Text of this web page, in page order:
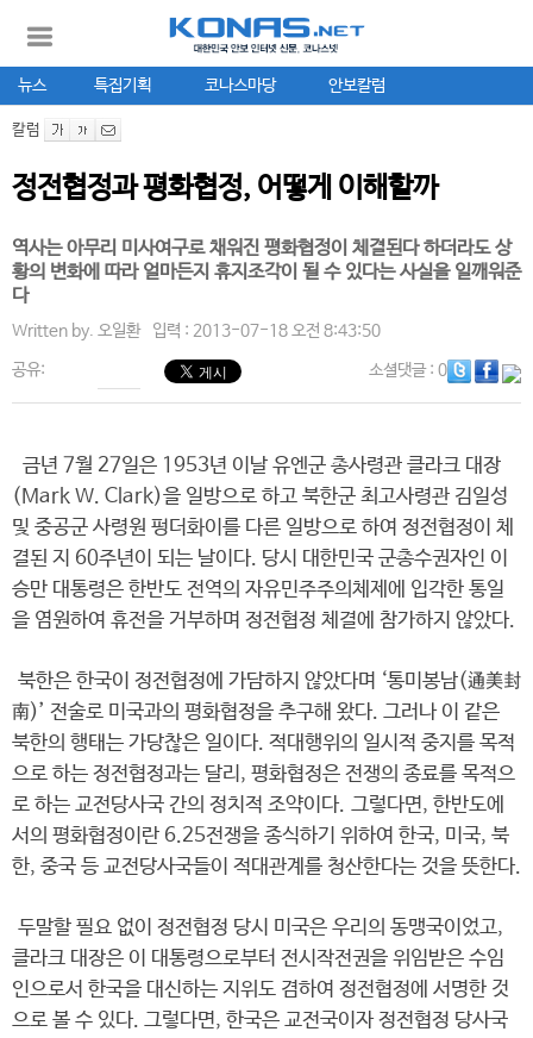
뉴스 특집기획 코나스마당 안보칼럼
칼럼
정전협정과 평화협정, 어떻게 이해할까
역사는 아무리 미사여구로 채워진 평화협정이 체결된다 하더라도 상
황의 변화에 따라 얼마든지 휴지조각이 될 수 있다는 사실을 일깨워준
다
Written by. 오일환 입력 : 2013-07-18 오전 8:43:50
공유: 소셜댓글: 0
금년 7월 27일은 1953년 이날 유엔군 총사령관 클라크 대장
(Mark W. Clark)을 일방으로 하고 북한군 최고사령관 김일성
및 중공군 사령원 펑더화이를 다른 일방으로 하여 정전협정이 체
결된 지 60주년이 되는 날이다. 당시 대한민국 군총수권자인 이
승만 대통령은 한반도 전역의 자유민주주의체제에 입각한 통일
을 염원하여 휴전을 거부하며 정전협정 체결에 참가하지 않았다.
북한은 한국이 정전협정에 가담하지 않았다며 ‘통미봉남(通美封
南)’ 전술로 미국과의 평화협정을 추구해 왔다. 그러나 이 같은
북한의 행태는 가당찮은 일이다. 적대행위의 일시적 중지를 목적
으로 하는 정전협정과는 달리, 평화협정은 전쟁의 종료를 목적으
로 하는 교전당사국 간의 정치적 조약이다. 그렇다면, 한반도에
서의 평화협정이란 6.25전쟁을 종식하기 위하여 한국, 미국, 북
한, 중국 등 교전당사국들이 적대관계를 청산한다는 것을 뜻한다.
두말할 필요 없이 정전협정 당시 미국은 우리의 동맹국이었고,
클라크 대장은 이 대통령으로부터 전시작전권을 위임받은 수임
인으로서 한국을 대신하는 지위도 겸하여 정전협정에 서명한 것
으로 볼 수 있다. 그렇다면, 한국은 교전국이자 정전협정 당사국